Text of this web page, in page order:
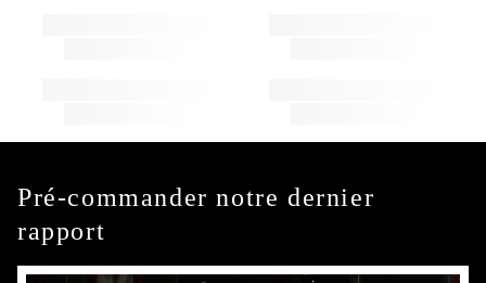
Pré-commander notre dernier
rapport